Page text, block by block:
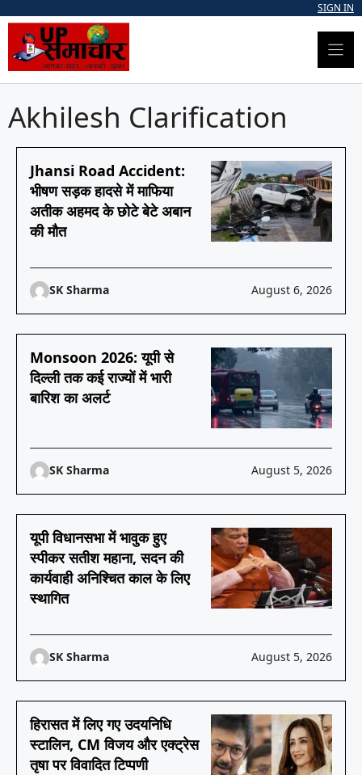
content
SIGN IN
Akhilesh Clarification
Jhansi Road Accident:
भीषण सड़क हादसे में माफिया
अतीक अहमद के छोटे बेटे अबान
की मौत
SK Sharma August 6, 2026
Monsoon 2026: यूपी से
दिल्ली तक कई राज्यों में भारी
बारिश का अलर्ट
SK Sharma August 5, 2026
यूपी विधानसभा में भावुक हुए
स्पीकर सतीश महाना, सदन की
कार्यवाही अनिश्चित काल के लिए
स्थागित
SK Sharma August 5, 2026
हिरासत में लिए गए उदयनिधि
स्टालिन, CM विजय और एक्ट्रेस
तृषा पर विवादित टिप्पणी